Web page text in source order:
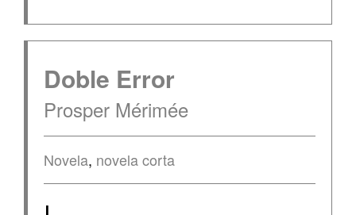
Doble Error
Prosper Mérimée
Novela, novela corta